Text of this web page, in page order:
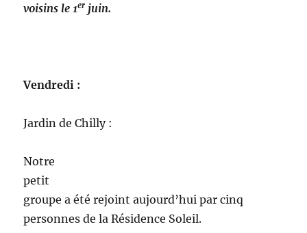
voisins le 1er juin.
Vendredi :
Jardin de Chilly :
Notre
petit
groupe a été rejoint aujourd’hui par cinq
personnes de la Résidence Soleil.